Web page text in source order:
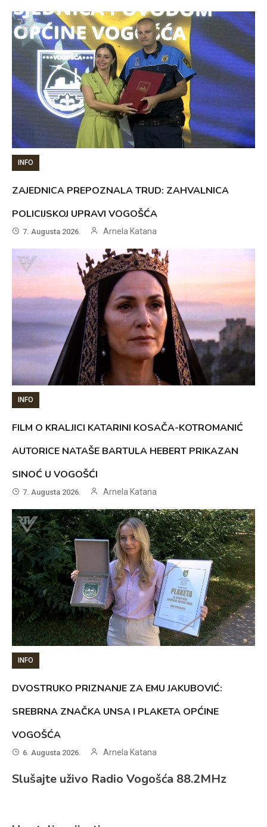
INFO
ZAJEDNICA PREPOZNALA TRUD: ZAHVALNICA
POLICIJSKOJ UPRAVI VOGOŠĆA
7. Augusta 2026. Arnela Katana
INFO
FILM O KRALJICI KATARINI KOSAČA-KOTROMANIĆ
AUTORICE NATAŠE BARTULA HEBERT PRIKAZAN
SINOĆ U VOGOŠĆI
7. Augusta 2026. Arnela Katana
INFO
DVOSTRUKO PRIZNANJE ZA EMU JAKUBOVIĆ:
SREBRNA ZNAČKA UNSA I PLAKETA OPĆINE
VOGOŠĆA
6. Augusta 2026. Arnela Katana
Slušajte uživo Radio Vogošća 88.2MHz